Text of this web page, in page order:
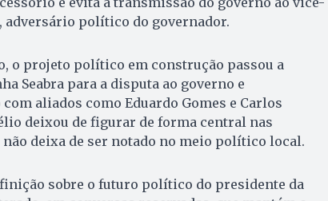
adversário político do governador.
o projeto político em construção passou a
Seabra para a disputa ao governo e
aliados como Eduardo Gomes e Carlos
deixou de figurar de forma central nas
não deixa de ser notado no meio político local.
sobre o futuro político do presidente da